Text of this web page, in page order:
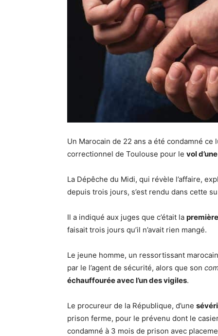
Un Marocain de 22 ans a été condamné ce
correctionnel de Toulouse pour le vol
La Dépêche du Midi, qui révèle l’affaire,
depuis trois jours, s’est rendu dans cette
Il a indiqué aux juges que c’était la
faisait trois jours qu’il n’avait rien mangé.
Le jeune homme, un ressortissant
par le l’agent de sécurité, alors que son
échauffourée avec l’un des vigiles.
Le procureur de la République, d’une
prison ferme, pour le prévenu dont le
condamné à 3 mois de prison avec